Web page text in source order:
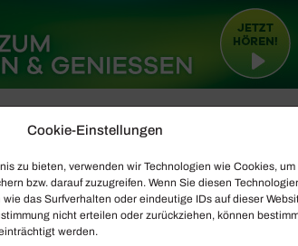
Cookie-Einstellungen
zu bieten, verwenden wir Technologien wie Cookies, um
bzw. darauf zuzugreifen. Wenn Sie diesen
das Surfverhalten oder eindeutige IDs auf dieser
nicht erteilen oder zurückziehen, können
werden.